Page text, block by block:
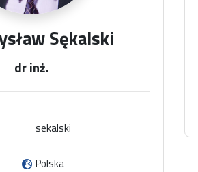
Sękalski
dr inż.
sekalski
Polska